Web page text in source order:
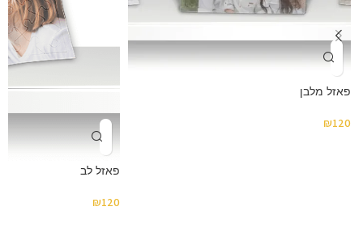
פאזל מלבן
₪120
פאזל לב
₪120